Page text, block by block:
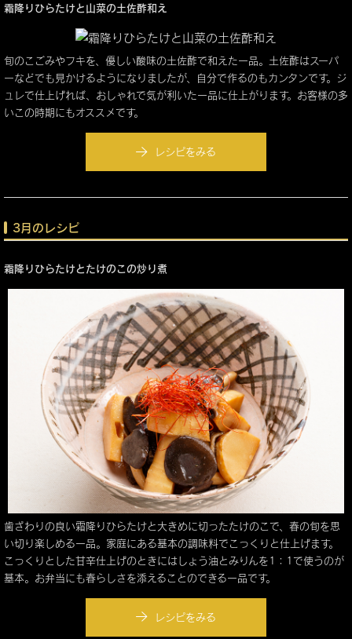
霜降りひらたけと山菜の土佐酢和え
旬のこごみやフキを、優しい酸味の土佐酢で和えた一品。土佐酢はスーパ
ーなどでも見かけるようになりましたが、自分で作るのもカンタンです。ジ
ュレで仕上げれば、おしゃれで気が利いた一品に仕上がります。お客様の多
いこの時期にもオススメです。
レシピをみる
3月のレシピ
霜降りひらたけとたけのこの炒り煮
歯ざわりの良い霜降りひらたけと大きめに切ったたけのこで、春の旬を思
い切り楽しめる一品。家庭にある基本の調味料でこっくりと仕上げます。
こっくりとした甘辛仕上げのときにはしょう油とみりんを1：1で使うのが
基本。お弁当にも春らしさを添えることのできる一品です。
レシピをみる